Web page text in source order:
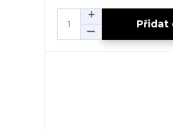
Přidat